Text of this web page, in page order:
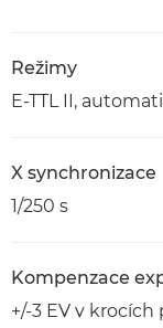
Režimy
E-TTL II,
X synchronizace
1/250 s
Kompenzace
+/-3 EV v krocích